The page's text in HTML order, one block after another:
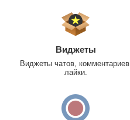
Виджеты
Виджеты чатов,
лайки.